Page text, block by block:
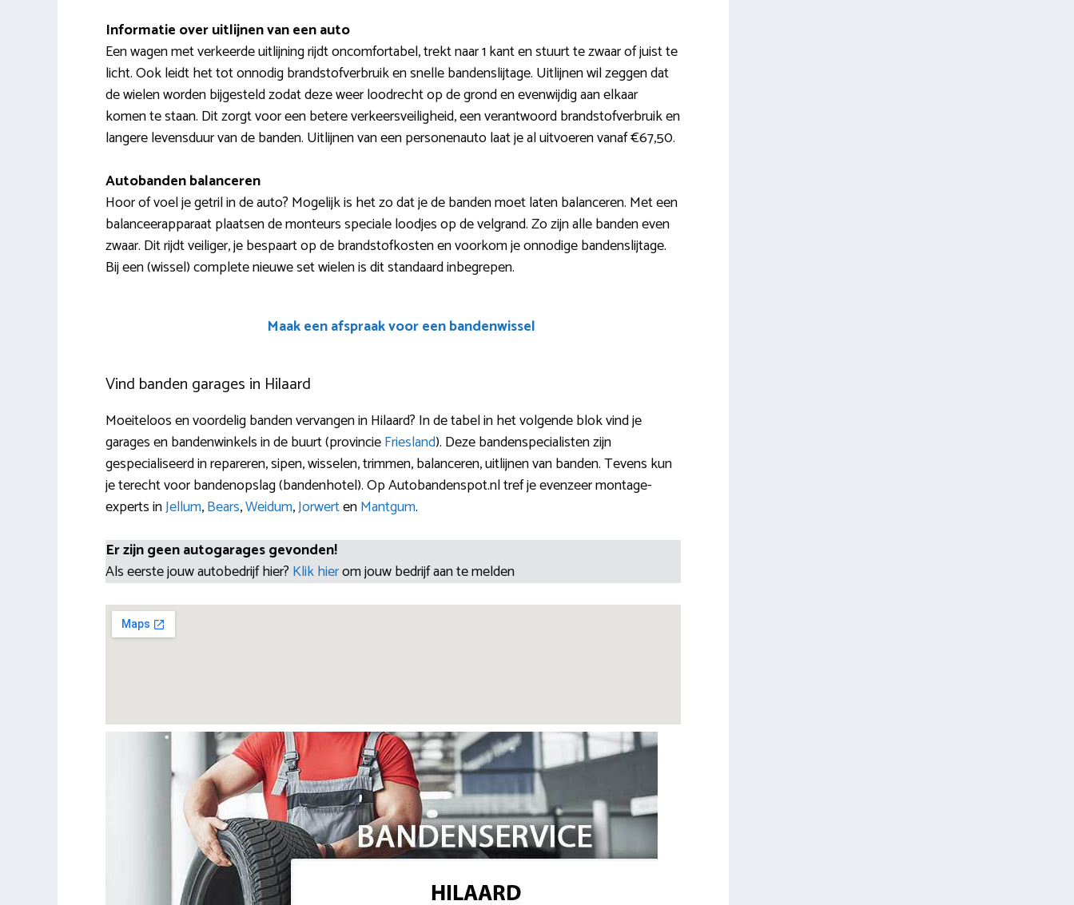
Informatie over uitlijnen van een auto
Een wagen met verkeerde uitlijning rijdt oncomfortabel, trekt naar 1 kant en stuurt te zwaar of juist te
licht. Ook leidt het tot onnodig brandstofverbruik en snelle bandenslijtage. Uitlijnen wil zeggen dat
de wielen worden bijgesteld zodat deze weer loodrecht op de grond en evenwijdig aan elkaar
komen te staan. Dit zorgt voor een betere verkeersveiligheid, een verantwoord brandstofverbruik en
langere levensduur van de banden. Uitlijnen van een personenauto laat je al uitvoeren vanaf €67,50.
Autobanden balanceren
Hoor of voel je getril in de auto? Mogelijk is het zo dat je de banden moet laten balanceren. Met een
balanceerapparaat plaatsen de monteurs speciale loodjes op de velgrand. Zo zijn alle banden even
zwaar. Dit rijdt veiliger, je bespaart op de brandstofkosten en voorkom je onnodige bandenslijtage.
Bij een (wissel) complete nieuwe set wielen is dit standaard inbegrepen.
Maak een afspraak voor een bandenwissel
Vind banden garages in Hilaard
Moeiteloos en voordelig banden vervangen in Hilaard? In de tabel in het volgende blok vind je
garages en bandenwinkels in de buurt (provincieFriesland). Deze bandenspecialisten zijn
gespecialiseerd in repareren, sipen, wisselen, trimmen, balanceren, uitlijnen van banden. Tevens kun
je terecht voor bandenopslag (bandenhotel). Op Autobandenspot.nl tref je evenzeer montage-
experts inJellum,Bears,Weidum,JorwertenMantgum.
Er zijn geen autogarages gevonden!
Als eerste jouw autobedrijf hier? Klik hierom jouw bedrijf aan te melden